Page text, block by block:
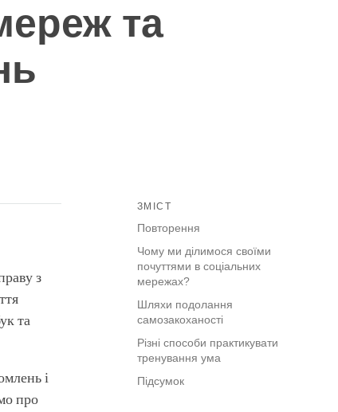
та
ЗМІСТ
Повторення
Чому ми ділимося своїми
почуттями в соціальних
мережах?
Шляхи подолання
самозакоханості
Різні способи практикувати
тренування ума
Підсумок
з
та
і
про